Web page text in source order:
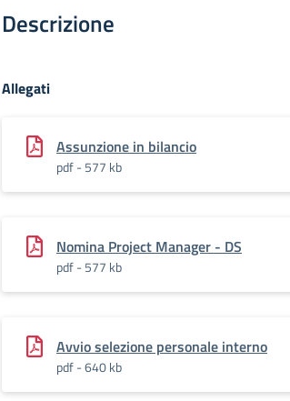
Descrizione
Allegati
Assunzione in bilancio
pdf - 577 kb
Nomina Project Manager - DS
pdf - 577 kb
Avvio selezione personale interno
pdf - 640 kb